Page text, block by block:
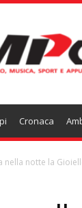
Cronaca
nella notte la